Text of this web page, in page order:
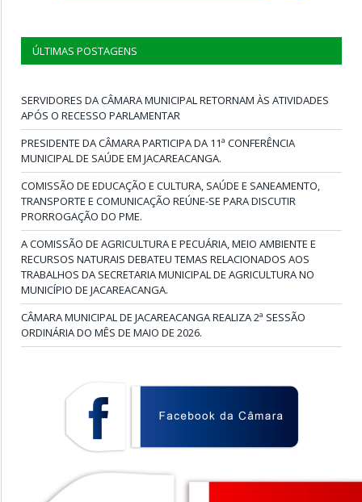
ÚLTIMAS POSTAGENS
SERVIDORES DA CÂMARA MUNICIPAL RETORNAM ÀS ATIVIDADES
APÓS O RECESSO PARLAMENTAR
PRESIDENTE DA CÂMARA PARTICIPA DA 11ª CONFERÊNCIA
MUNICIPAL DE SAÚDE EM JACAREACANGA.
COMISSÃO DE EDUCAÇÃO E CULTURA, SAÚDE E SANEAMENTO,
TRANSPORTE E COMUNICAÇÃO REÚNE-SE PARA DISCUTIR
PRORROGAÇÃO DO PME.
A COMISSÃO DE AGRICULTURA E PECUÁRIA, MEIO AMBIENTE E
RECURSOS NATURAIS DEBATEU TEMAS RELACIONADOS AOS
TRABALHOS DA SECRETARIA MUNICIPAL DE AGRICULTURA NO
MUNICÍPIO DE JACAREACANGA.
CÂMARA MUNICIPAL DE JACAREACANGA REALIZA 2ª SESSÃO
ORDINÁRIA DO MÊS DE MAIO DE 2026.